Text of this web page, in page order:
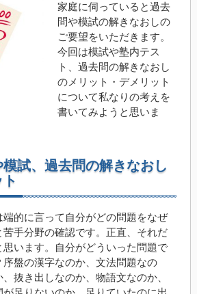
家庭に伺っていると過去
問や模試の解きなおしの
ご要望をいただきます。
今回は模試や塾内テス
ト、過去問の解きなおし
のメリット・デメリット
について私なりの考えを
書いてみようと思いま
試、過去問の解きなおし
的に言って自分がどの問題をなぜ
手分野の確認です。正直、それだ
います。自分がどういった問題で
盤の漢字なのか、文法問題なの
抜き出しなのか、物語文なのか、